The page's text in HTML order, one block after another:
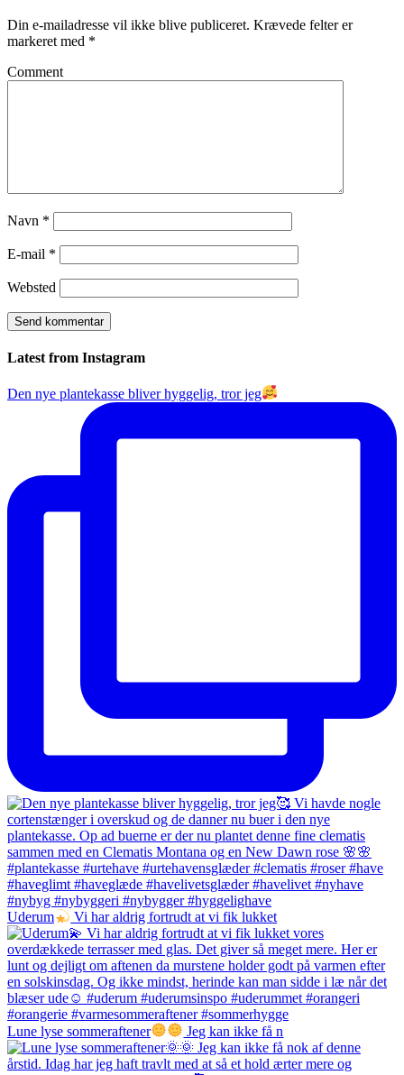
Din e-mailadresse vil ikke blive publiceret. Krævede felter er
markeret med *
Comment
Navn *
E-mail *
Websted
Latest from Instagram
Den nye plantekasse bliver hyggelig, tror jeg
Uderum Vi har aldrig fortrudt at vi fik lukket
Lune lyse sommeraftener Jeg kan ikke få n